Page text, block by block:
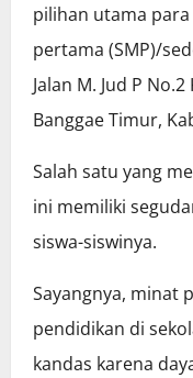
pilihan utama
pertama (SMP)/
Jalan M. Jud P
Banggae Timur,
Salah satu yang
ini memiliki
siswa-siswinya.
Sayangnya, minat
pendidikan di
kandas karena